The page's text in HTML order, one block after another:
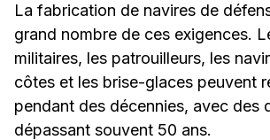
La fabrication de navires de
grand nombre de ces exigences.
militaires, les patrouilleurs, les
côtes et les brise-glaces peuvent
pendant des décennies, avec des
dépassant souvent 50 ans.